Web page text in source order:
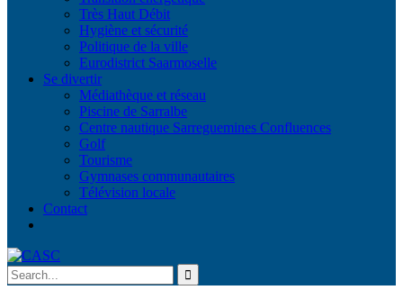
Très Haut Débit
Hygiène et sécurité
Politique de la ville
Eurodistrict Saarmoselle
Se divertir
Médiathèque et réseau
Piscine de Sarralbe
Centre nautique Sarreguemines Confluences
Golf
Tourisme
Gymnases communautaires
Télévision locale
Contact